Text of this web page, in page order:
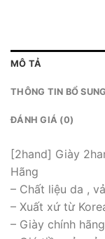
MÔ TẢ
THÔNG TIN BỔ SUNG
ĐÁNH GIÁ (0)
[2hand] Giày
Hãng
– Chất liệu da ,
– Xuất xứ từ
– Giày chính